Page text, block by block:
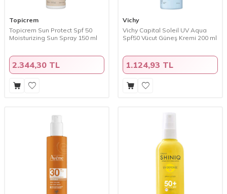
Topicrem
Topicrem Sun Protect Spf 50
Moisturizing Sun Spray 150 ml
2.344,30 TL
Vichy
Vichy Capital Soleil UV Aqua
Spf50 Vücut Güneş Kremi 200 ml
1.124,93 TL